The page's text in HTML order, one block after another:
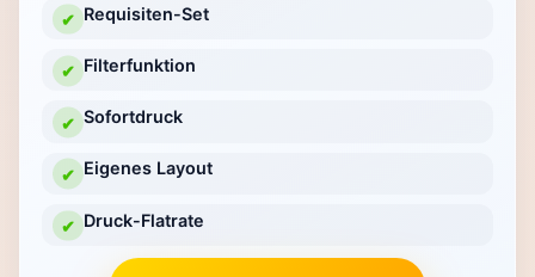
✔ Requisiten-Set
✔ Filterfunktion
✔ Sofortdruck
✔ Eigenes Layout
✔ Druck-Flatrate